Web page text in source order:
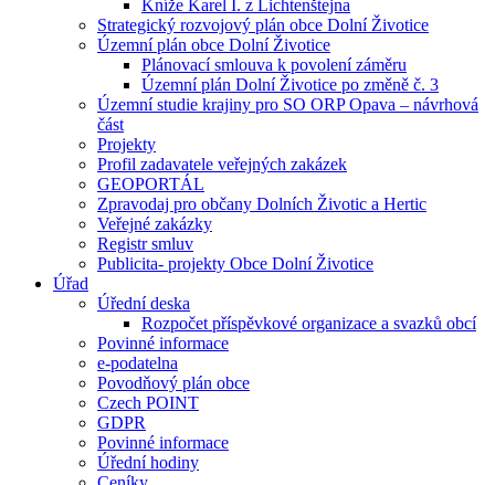
Kníže Karel I. z Lichtenštejna
Strategický rozvojový plán obce Dolní Životice
Územní plán obce Dolní Životice
Plánovací smlouva k povolení záměru
Územní plán Dolní Životice po změně č. 3
Územní studie krajiny pro SO ORP Opava – návrhová
část
Projekty
Profil zadavatele veřejných zakázek
GEOPORTÁL
Zpravodaj pro občany Dolních Životic a Hertic
Veřejné zakázky
Registr smluv
Publicita- projekty Obce Dolní Životice
Úřad
Úřední deska
Rozpočet příspěvkové organizace a svazků obcí
Povinné informace
e-podatelna
Povodňový plán obce
Czech POINT
GDPR
Povinné informace
Úřední hodiny